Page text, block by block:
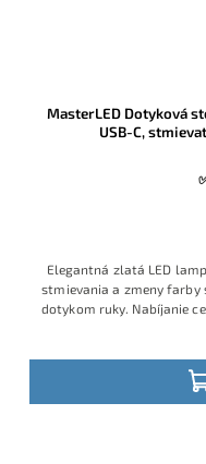
MasterLED Dotyková
USB-C,
Elegantná zlatá LED
stmievania a zmeny farby
dotykom ruky. Nabíjanie